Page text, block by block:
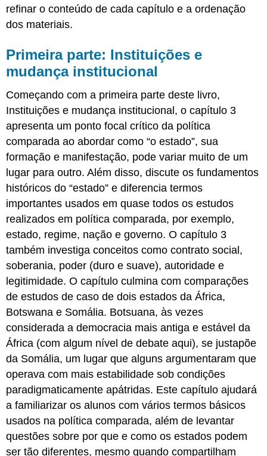
refinar o conteúdo de cada capítulo e a ordenação
dos materiais.
Primeira parte: Instituições e
mudança institucional
Começando com a primeira parte deste livro,
Instituições e mudança institucional, o capítulo 3
apresenta um ponto focal crítico da política
comparada ao abordar como “o estado”, sua
formação e manifestação, pode variar muito de um
lugar para outro. Além disso, discute os fundamentos
históricos do “estado” e diferencia termos
importantes usados em quase todos os estudos
realizados em política comparada, por exemplo,
estado, regime, nação e governo. O capítulo 3
também investiga conceitos como contrato social,
soberania, poder (duro e suave), autoridade e
legitimidade. O capítulo culmina com comparações
de estudos de caso de dois estados da África,
Botswana e Somália. Botsuana, às vezes
considerada a democracia mais antiga e estável da
África (com algum nível de debate aqui), se justapõe
da Somália, um lugar que alguns argumentaram que
operava com mais estabilidade sob condições
paradigmaticamente apátridas. Este capítulo ajudará
a familiarizar os alunos com vários termos básicos
usados na política comparada, além de levantar
questões sobre por que e como os estados podem
ser tão diferentes, mesmo quando compartilham